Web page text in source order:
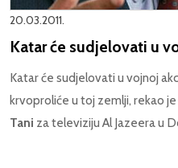
20.03.2011.
Katar će sudjelovati u
Katar će sudjelovati u vojnoj
krvoproliće u toj zemlji, rekao
Tani za televiziju Al Jazeera u